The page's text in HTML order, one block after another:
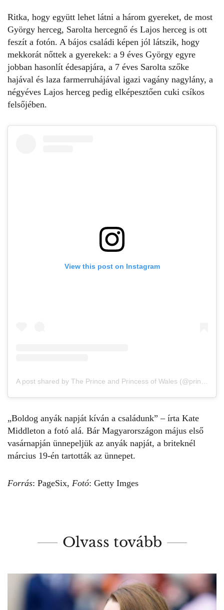
Ritka, hogy együtt lehet látni a három gyereket, de most
György herceg, Sarolta hercegnő és Lajos herceg is ott
feszít a fotón. A bájos családi képen jól látszik, hogy
mekkorát nőttek a gyerekek: a 9 éves György egyre
jobban hasonlít édesapjára, a 7 éves Sarolta szőke
hajával és laza farmerruhájával igazi vagány nagylány, a
négyéves Lajos herceg pedig elképesztően cuki csíkos
felsőjében.
View this post on Instagram
„Boldog anyák napját kíván a családunk” – írta Kate
Middleton a fotó alá. Bár Magyarországon május első
vasárnapján ünnepeljük az anyák napját, a briteknél
március 19-én tartották az ünnepet.
Forrás: PageSix, Fotó: Getty Imges
Olvass tovább